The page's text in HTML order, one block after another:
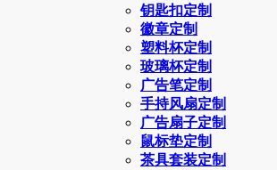
钥匙扣定制
徽章定制
塑料杯定制
玻璃杯定制
广告笔定制
手持风扇定制
广告扇子定制
鼠标垫定制
茶具套装定制